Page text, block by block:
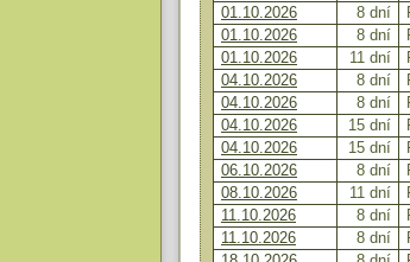
01.10.2026
8 dní
01.10.2026
8 dní
01.10.2026
11 dní
04.10.2026
8 dní
04.10.2026
8 dní
04.10.2026
15 dní
04.10.2026
15 dní
06.10.2026
8 dní
08.10.2026
11 dní
11.10.2026
8 dní
11.10.2026
8 dní